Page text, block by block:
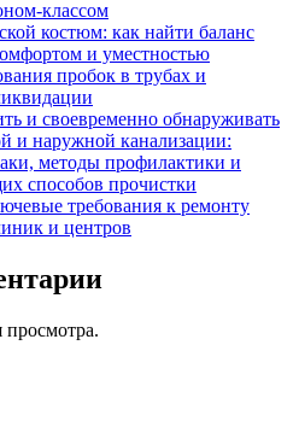
классом
костюм: как найти баланс
и уместностью
пробок в трубах и
и своевременно обнаруживать
и наружной канализации:
методы профилактики и
способов прочистки
требования к ремонту
и центров
просмотра.